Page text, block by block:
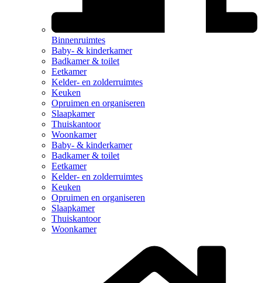
Binnenruimtes
Baby- & kinderkamer
Badkamer & toilet
Eetkamer
Kelder- en zolderruimtes
Keuken
Opruimen en organiseren
Slaapkamer
Thuiskantoor
Woonkamer
Baby- & kinderkamer
Badkamer & toilet
Eetkamer
Kelder- en zolderruimtes
Keuken
Opruimen en organiseren
Slaapkamer
Thuiskantoor
Woonkamer